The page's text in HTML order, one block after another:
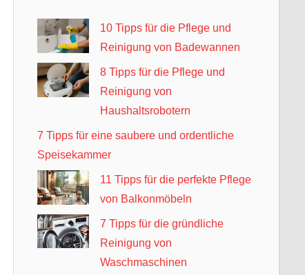
10 Tipps für die Pflege und
Reinigung von Badewannen
8 Tipps für die Pflege und
Reinigung von
Haushaltsrobotern
7 Tipps für eine saubere und ordentliche
Speisekammer
11 Tipps für die perfekte Pflege
von Balkonmöbeln
7 Tipps für die gründliche
Reinigung von
Waschmaschinen